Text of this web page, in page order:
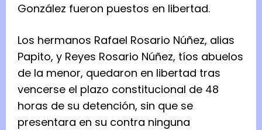
González fueron puestos en libertad.
Los hermanos Rafael Rosario Núñez, alias
Papito, y Reyes Rosario Núñez, tíos abuelos
de la menor, quedaron en libertad tras
vencerse el plazo constitucional de 48
horas de su detención, sin que se
presentara en su contra ninguna